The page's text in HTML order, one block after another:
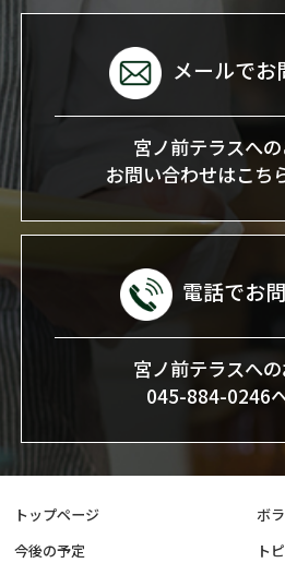
メールでお
宮ノ前テラスへの
お問い合わせはこち
電話でお
宮ノ前テラスへ
045-884-0246
トップページ
ボ
今後の予定
ト